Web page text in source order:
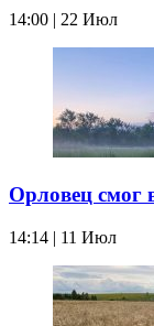
14:00 | 22 Июл
Орловец смог
14:14 | 11 Июл